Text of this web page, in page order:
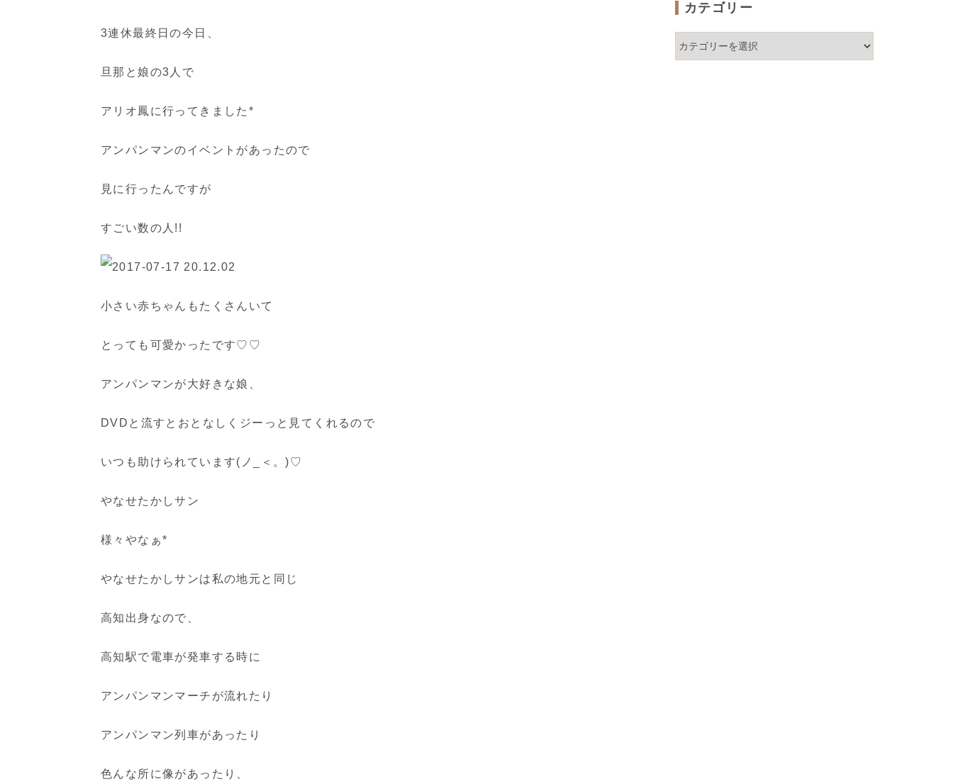
3連休最終日の今日、
旦那と娘の3人で
アリオ鳳に行ってきました*
アンパンマンのイベントがあったので
見に行ったんですが
すごい数の人!!
小さい赤ちゃんもたくさんいて
とっても可愛かったです♡♡
アンパンマンが大好きな娘、
DVDと流すとおとなしくジーっと見てくれるので
いつも助けられています(ノ_＜。)♡
やなせたかしサン
様々やなぁ*
やなせたかしサンは私の地元と同じ
高知出身なので、
高知駅で電車が発車する時に
アンパンマンマーチが流れたり
アンパンマン列車があったり
色んな所に像があったり、
カテゴリー
テ
ゴ